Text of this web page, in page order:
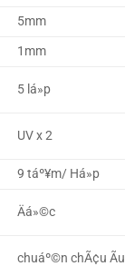
5mm
1mm
5 lá»p
UV x 2
9 táº¥m/ Há»p
Äá»©c
chuáº©n chÃ¢u Ãu